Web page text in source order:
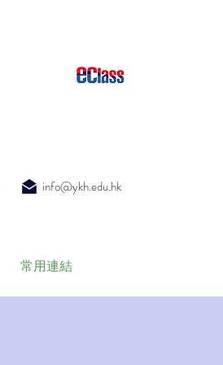
info@ykh.edu.hk
常用連結